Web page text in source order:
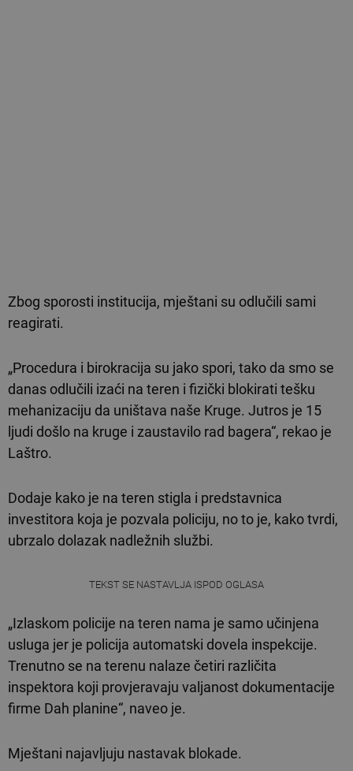
Zbog sporosti institucija, mještani su odlučili sami
reagirati.
„Procedura i birokracija su jako spori, tako da smo se
danas odlučili izaći na teren i fizički blokirati tešku
mehanizaciju da uništava naše Kruge. Jutros je 15
ljudi došlo na kruge i zaustavilo rad bagera“, rekao je
Laštro.
Dodaje kako je na teren stigla i predstavnica
investitora koja je pozvala policiju, no to je, kako tvrdi,
ubrzalo dolazak nadležnih službi.
TEKST SE NASTAVLJA ISPOD OGLASA
„Izlaskom policije na teren nama je samo učinjena
usluga jer je policija automatski dovela inspekcije.
Trenutno se na terenu nalaze četiri različita
inspektora koji provjeravaju valjanost dokumentacije
firme Dah planine“, naveo je.
Mještani najavljuju nastavak blokade.